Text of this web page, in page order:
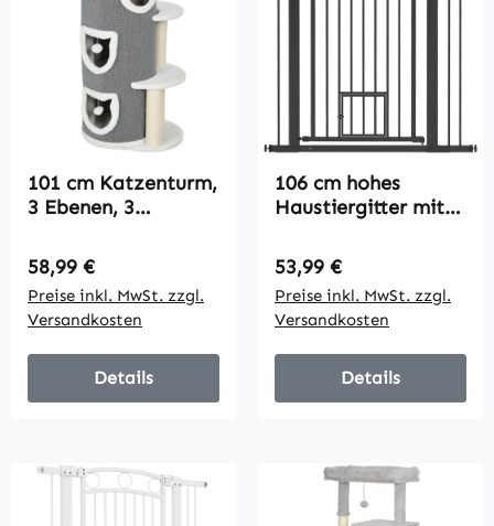
101 cm Katzenturm,
3 Ebenen, 3
Spielbälle,
Kratzpfosten, Sisal,
Spanplatte, Grau
Regulärer Preis:
58,99 €
Preise inkl. MwSt. zzgl.
Versandkosten
Details
106 cm hohes
Haustiergitter mit
integrierte
Katzentür, für
Treppen und
Türrahmen, Schwarz
Regulärer Preis:
53,99 €
Preise inkl. MwSt. zzgl.
Versandkosten
Details